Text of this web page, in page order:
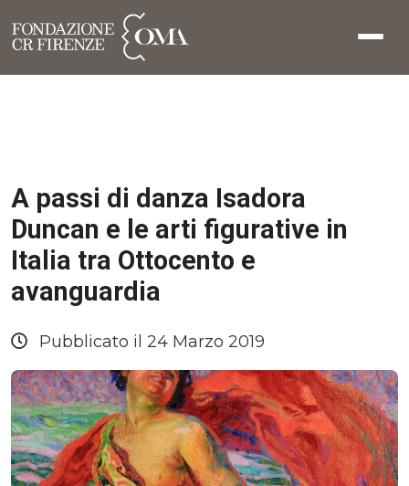
A passi di danza Isadora
Duncan e le arti figurative in
Italia tra Ottocento e
avanguardia
Pubblicato il 24 Marzo 2019